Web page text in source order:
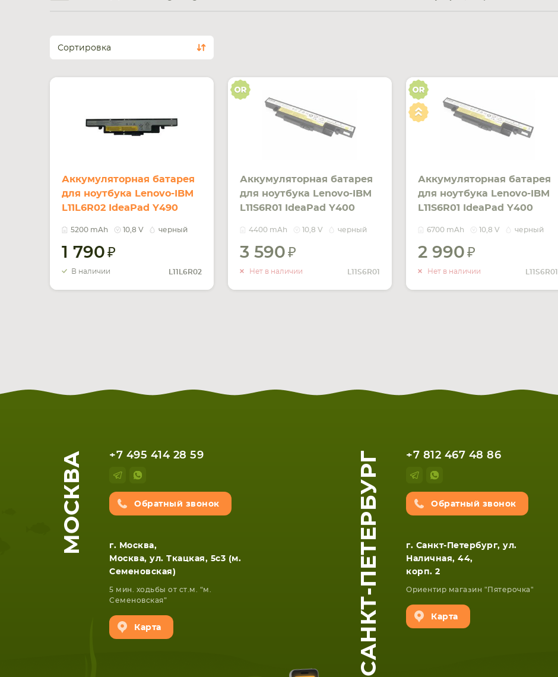
Сортировка
Аккумуляторная батарея
для ноутбука Lenovo-IBM
L11L6R02 IdeaPad Y490
5200 mAh 10,8 V черный
1 790
В наличии L11L6R02
Аккумуляторная батарея
для ноутбука Lenovo-IBM
L11S6R01 IdeaPad Y400
4400 mAh 10,8 V черный
3 590
Нет в наличии L11S6R01
О НАЛИЧИИ
Аккумуляторная батарея
для ноутбука Lenovo-IBM
L11S6R01 IdeaPad Y400
6700 mAh 10,8 V черный
2 990
Нет в наличии L11S6R01
О НАЛИЧИИ
МОСКВА +7 495 414 28 59
Обратный звонок
г. Москва,
Москва, ул. Ткацкая, 5с3 (м.
Семеновская)
5 мин. ходьбы от ст.м. “м.
Семеновская”
Карта САНКТ-ПЕТЕРБУРГ +7 812 467 48 86
Обратный звонок
г. Санкт-Петербург, ул.
Наличная, 44,
корп. 2
Ориентир магазин "Пятерочка"
Карта